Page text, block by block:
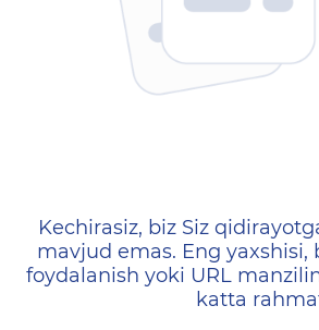
404 —
Kechirasiz, biz Siz
mavjud emas. Eng
foydalanish yoki URL
katta